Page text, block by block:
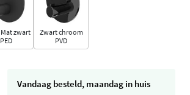
Mat zwart
PED
Zwart chroom
PVD
vandaag besteld, maandag in huis